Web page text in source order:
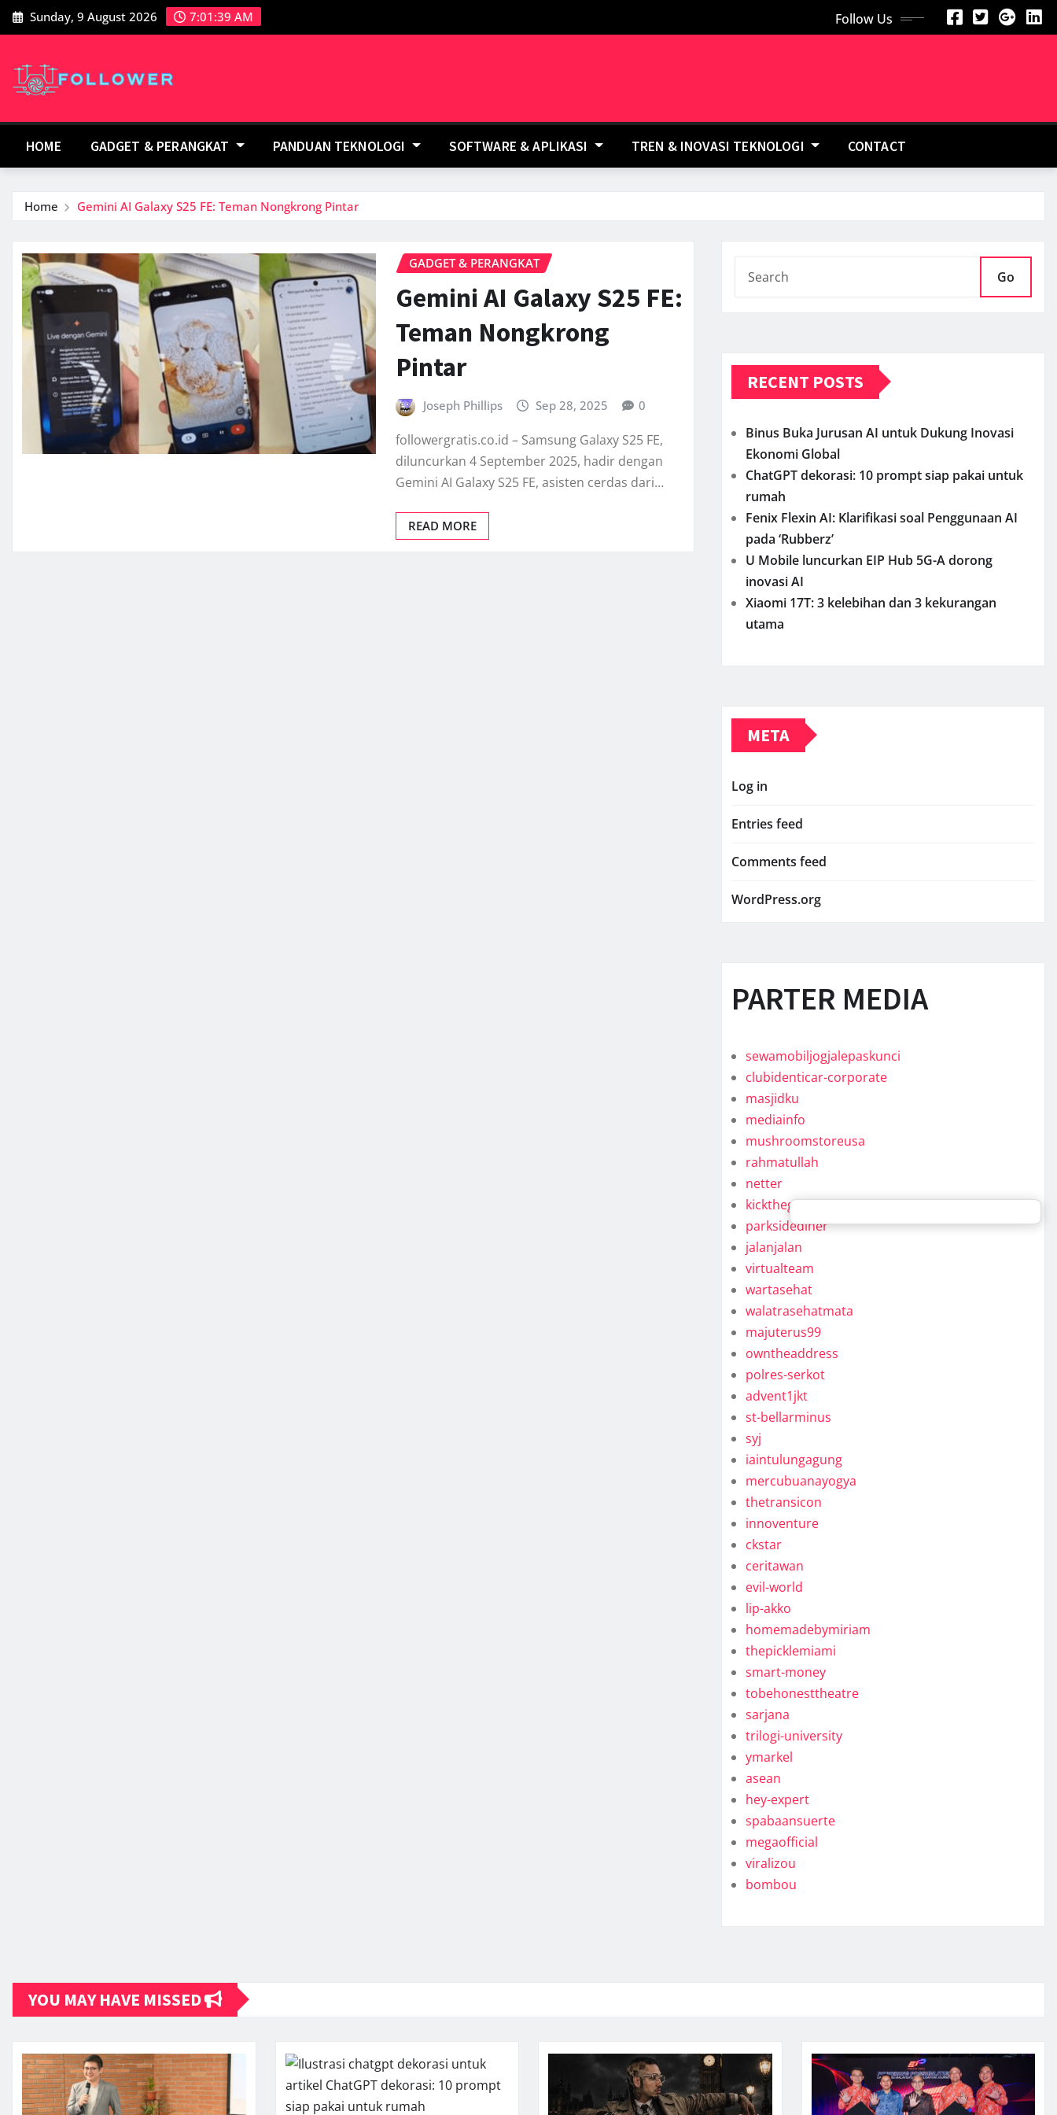
Skip
to
Sunday, 9 August 2026 7:01:40 AM Follow Us
HOME GADGET & PERANGKAT PANDUAN TEKNOLOGI SOFTWARE & APLIKASI TREN & INOVASI TEKNOLOGI CONTACT
Home Gemini AI Galaxy S25 FE: Teman Nongkrong Pintar
GADGET & PERANGKAT
Gemini AI Galaxy S25 FE:
Teman Nongkrong
Pintar
Joseph Phillips Sep 28, 2025 0
followergratis.co.id – Samsung Galaxy S25 FE,
diluncurkan 4 September 2025, hadir dengan
Gemini AI Galaxy S25 FE, asisten cerdas dari…
READ MORE
Go
RECENT POSTS
Binus Buka Jurusan AI untuk Dukung Inovasi
Ekonomi Global
ChatGPT dekorasi: 10 prompt siap pakai untuk
rumah
Fenix Flexin AI: Klarifikasi soal Penggunaan AI
pada ‘Rubberz’
U Mobile luncurkan EIP Hub 5G-A dorong
inovasi AI
Xiaomi 17T: 3 kelebihan dan 3 kekurangan
utama
META
Log in
Entries feed
Comments feed
WordPress.org
PARTER MEDIA
sewamobiljogjalepaskunci
clubidenticar-corporate
masjidku
mediainfo
mushroomstoreusa
rahmatullah
netter
kickthegongaround
parksidediner
jalanjalan
virtualteam
wartasehat
walatrasehatmata
majuterus99
owntheaddress
polres-serkot
advent1jkt
st-bellarminus
syj
iaintulungagung
mercubuanayogya
thetransicon
innoventure
ckstar
ceritawan
evil-world
lip-akko
homemadebymiriam
thepicklemiami
smart-money
tobehonesttheatre
sarjana
trilogi-university
ymarkel
asean
hey-expert
spabaansuerte
megaofficial
viralizou
bombou
YOU MAY HAVE MISSED